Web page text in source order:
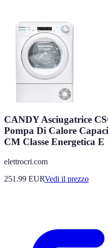
CANDY Asciugatrice
Pompa Di Calore
CM Classe Energetica E
elettrocri.com
251.99 EURVedi il prezzo